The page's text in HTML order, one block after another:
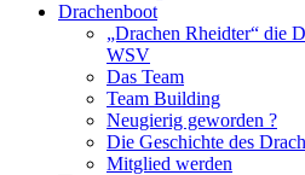
Drachenboot
„Drachen Rheidter“ die
WSV
Das Team
Team Building
Neugierig geworden ?
Die Geschichte des
Mitglied werden